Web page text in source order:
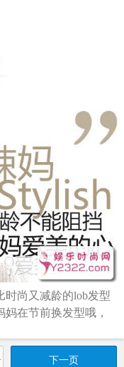
尚又减龄的lob发型
在节前换发型哦，
下一页